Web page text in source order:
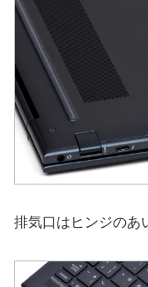
排気口はヒンジのあ